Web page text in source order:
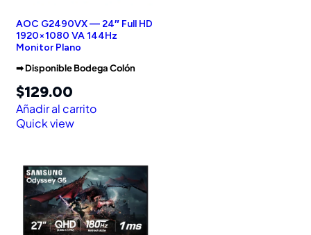
AOC G2490VX — 24″ Full HD
1920×1080 VA 144Hz
Monitor Plano
➡︎ Disponible Bodega Colón
$129.00
Añadir al carrito
Quick view